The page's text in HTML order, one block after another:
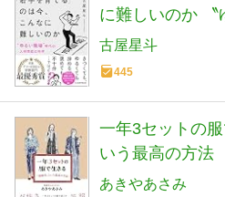
に難しいのか 〝
材育成の科学
古屋星斗
445
一年3セットの
いう最高の方法
あきやあさみ